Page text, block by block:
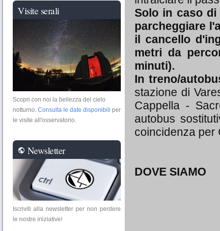
Visite serali
Scopri con noi la bellezza del cielo
notturno. Consulta le date disponibili per
le visite all'osservatorio.
public Newsletter
Iscriviti alla newsletter per non perdere
le nostre iniziative!
Solo in caso
parcheggiare
il cancello
metri da
minuti).
In treno/
stazione di
Cappella -
autobus
coincidenza per
DOVE SIAMO